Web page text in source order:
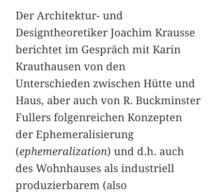
Der Architektur- und
Designtheoretiker Joachim Krausse
berichtet im Gespräch mit Karin
Krauthausen von den
Unterschieden zwischen Hütte und
Haus, aber auch von R. Buckminster
Fullers folgenreichen Konzepten
der Ephemeralisierung
(ephemeralization) und d.h. auch
des Wohnhauses als industriell
produzierbarem (also